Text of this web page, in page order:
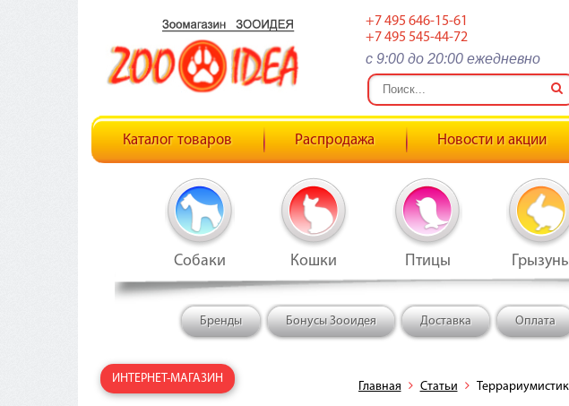
+7 495 646-15-61
+7 495 545-44-72
c 9:00 до 20:00 ежедневно
Каталог товаров Распродажа Новости и акции
Собаки Кошки Птицы
Бренды Бонусы Зооидея Доставка Оплата
Главная Статьи
ИНТЕРНЕТ-МАГАЗИН